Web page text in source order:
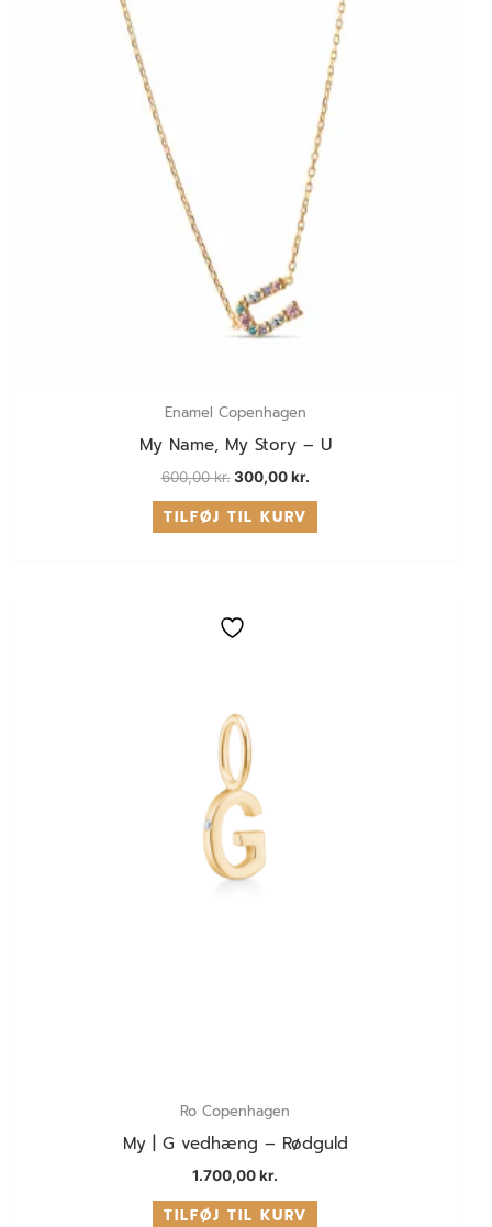
Enamel Copenhagen
My Name, My Story – U
600,00kr. 300,00kr.
TILFØJ TIL KURV
Ro Copenhagen
My | G vedhæng – Rødguld
1.700,00kr.
TILFØJ TIL KURV